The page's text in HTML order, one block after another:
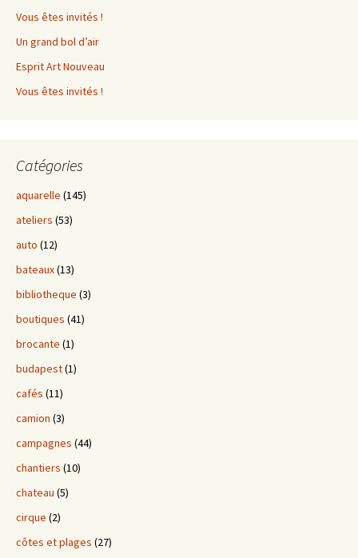
Vous êtes invités !
Un grand bol d’air
Esprit Art Nouveau
Vous êtes invités !
Catégories
aquarelle (145)
ateliers (53)
auto (12)
bateaux(13)
bibliotheque (3)
boutiques (41)
brocante (1)
budapest(1)
cafés (11)
camion (3)
campagnes (44)
chantiers (10)
chateau (5)
cirque (2)
côtes et plages (27)